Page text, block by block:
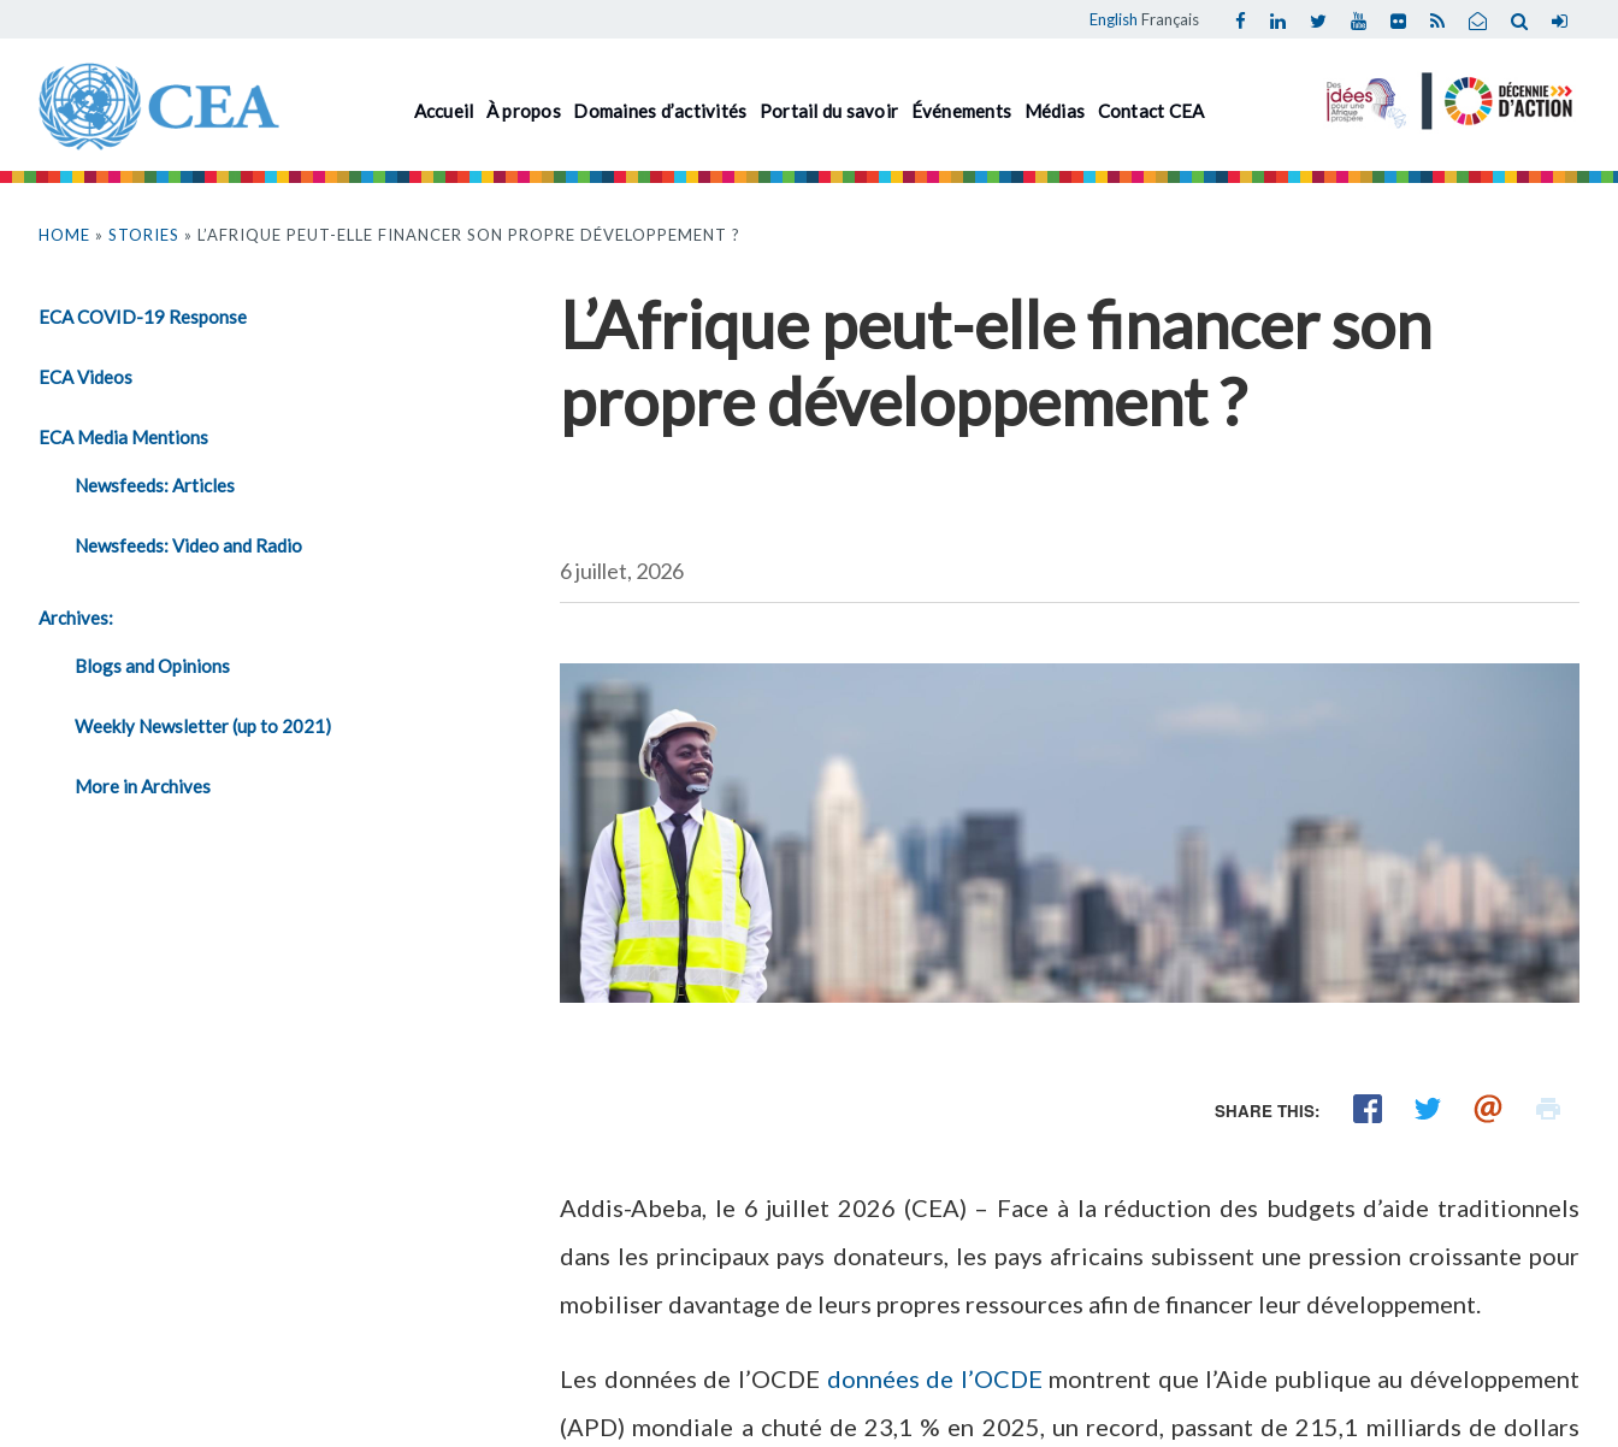
contenu
principal
English Français
Accueil À propos Domaines d’activités Portail du savoir Événements Médias Contact CEA
êtes
HOME » STORIES » L’AFRIQUE PEUT-ELLE FINANCER SON PROPRE DÉVELOPPEMENT ?
ECA COVID-19 Response
ECA Videos
ECA Media Mentions
Newsfeeds: Articles
Newsfeeds: Video and Radio
Archives:
Blogs and Opinions
Weekly Newsletter (up to 2021)
More in Archives
L’Afrique peut-elle financer son
propre développement ?
6 juillet, 2026
SHARE THIS:
Addis-Abeba, le 6 juillet 2026 (CEA) – Face à la réduction des budgets d’aide traditionnels
dans les principaux pays donateurs, les pays africains subissent une pression croissante pour
mobiliser davantage de leurs propres ressources afin de financer leur développement.
Les données de l’OCDE données de l’OCDE montrent que l’Aide publique au développement
(APD) mondiale a chuté de 23,1 % en 2025, un record, passant de 215,1 milliards de dollars